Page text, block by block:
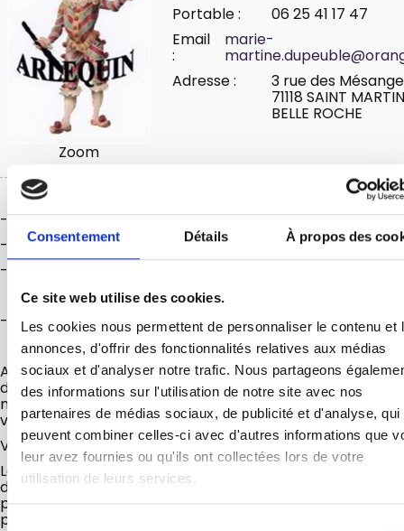
Consentement Détails À propos des
Ce site web utilise des cookies.
Les cookies nous permettent de personnaliser le contenu et
annonces, d'offrir des fonctionnalités relatives aux médias
sociaux et d'analyser notre trafic. Nous partageons
des informations sur l'utilisation de notre site avec nos
partenaires de médias sociaux, de publicité et d'analyse, qui
peuvent combiner celles-ci avec d'autres informations que
leur avez fournies ou qu'ils ont collectées lors de votre
utilisation de leurs services.
Sélection
Zoom
Portable :
06 25 41 17 47
Email
:
marie-
Adresse :
3 rue des
71118 SAINT MARTIN
BELLE ROCHE
-Trésorière: Annie LEROUX
-
Trésorière adjointe :
Serge VERLHAC
-
- Scrabble : Odette STRIPPE
Association ouverte à toutes les personnes curieuses de
découvrir le patrimoine local, régional : châteaux,
monuments religieux, musées, quartiers historiques de
villes...
Visite et organisation d'expositions.
Le montant de l’adhésion est de 15 € et la participation
demandée à chaque sortie est calculée au plus juste en
privilégiant le co-voiturage et le pique-nique qui
permettent une grande convivialité.